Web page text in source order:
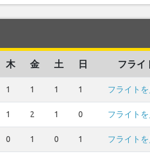
木 金 土 日 フライ
1 1 1 1 フライトを
1 2 1 0 フライトを
0 1 0 1 フライトを